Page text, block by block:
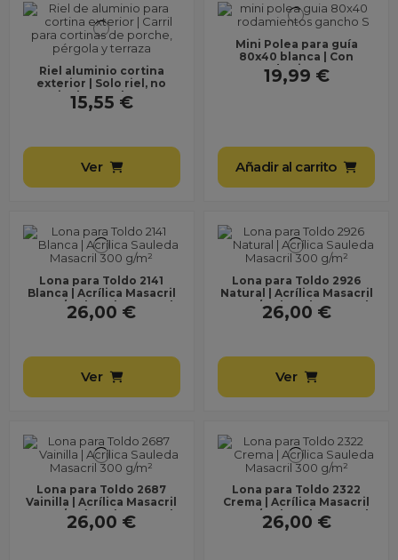
Riel aluminio cortina
exterior | Solo riel, no
incluye poleas
15,55 €
Ver
Mini Polea para guía
80x40 blanca | Con
Rodamientos
19,99 €
Añadir al carrito
Lona para Toldo 2141
Blanca | Acrílica Masacril
300 g/m² | Ancho 1,20 m |
Lona sin...
26,00 €
Ver
Lona para Toldo 2926
Natural | Acrílica Masacril
300 g/m² | Ancho 1,20 m |
Lona sin...
26,00 €
Ver
Lona para Toldo 2687
Vainilla | Acrílica Masacril
300 g/m² | Ancho 1,20 m |
Lona sin...
26,00 €
Lona para Toldo 2322
Crema | Acrílica Masacril
300 g/m² | Ancho 1,20 m |
Lona sin...
26,00 €